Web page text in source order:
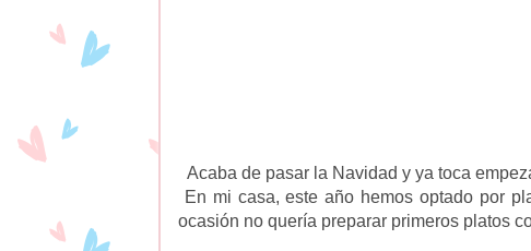
Acaba de pasar la Navidad y ya toca
En mi casa, este año hemos optado por
ocasión no quería preparar primeros platos